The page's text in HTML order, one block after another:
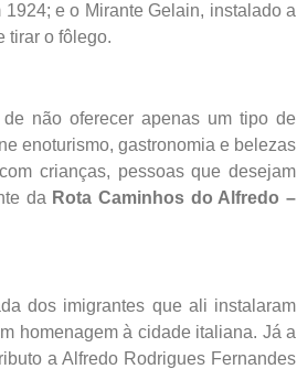
e o Mirante Gelain, instalado a
tirar o fôlego.
não oferecer apenas um tipo de
enoturismo, gastronomia e belezas
crianças, pessoas que desejam
da Rota Caminhos do Alfredo –
dos imigrantes que ali instalaram
homenagem à cidade italiana. Já a
a Alfredo Rodrigues Fernandes